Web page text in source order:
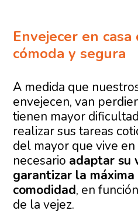
Envejecer en
cómoda y segura
A medida que
envejecen, van
tienen mayor
realizar sus tareas
del mayor que vive en
necesario adaptar su
garantizar la
comodidad, en
de la vejez.